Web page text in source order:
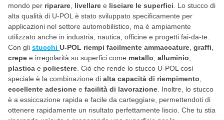
mondo per riparare livellare e lisciare le superfici . Lo stucco di
alta qualità di U-POL è stato sviluppato specificamente per
applicazioni nel settore automobilistico, ma è ampiamente
utilizzato anche in industria, nautica, officine e progetti fai-da-te.
Con gli stucchi U-POL riempi facilmente ammaccature graffi
crepe e irregolarità su superfici come metallo alluminio
plastica e poliestere . Ciò che rende lo stucco U-POL così
speciale è la combinazione di alta capacità di riempimento
eccellente adesione e facilità di lavorazione . Inoltre, lo stucco
è a essiccazione rapida e facile da carteggiare, permettendoti di
ottenere rapidamente un risultato perfettamente liscio. Che tu stia